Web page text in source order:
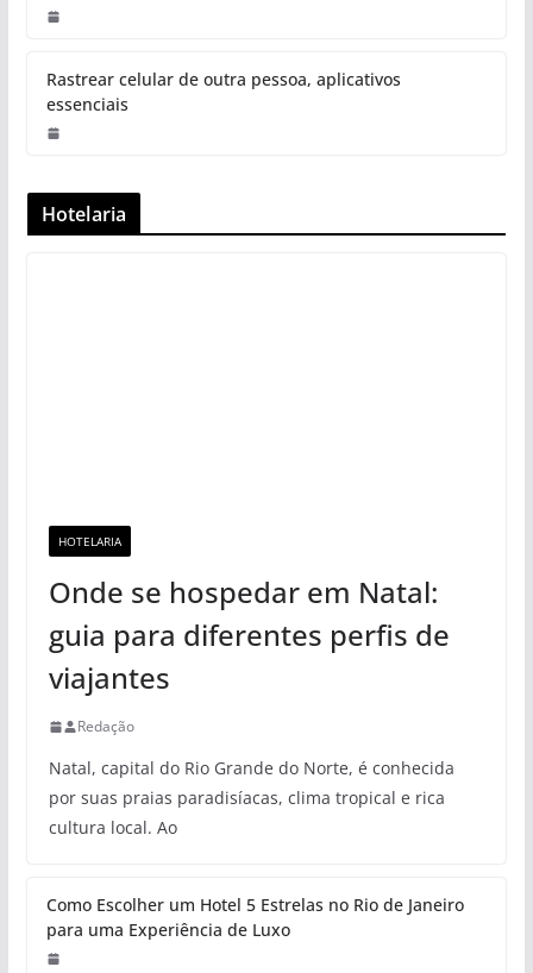
Rastrear celular de outra pessoa, aplicativos
essenciais
Hotelaria
HOTELARIA
Onde se hospedar em Natal:
guia para diferentes perfis de
viajantes
Redação
Natal, capital do Rio Grande do Norte, é conhecida
por suas praias paradisíacas, clima tropical e rica
cultura local. Ao
Como Escolher um Hotel 5 Estrelas no Rio de Janeiro
para uma Experiência de Luxo